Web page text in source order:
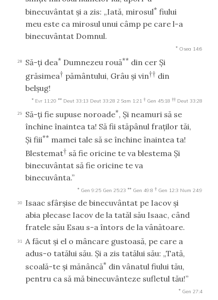
binecuvântat şi a zis: „Iată, mirosul* fiului
meu este ca mirosul unui câmp pe care l-a
binecuvântat Domnul.
* Osea 14:6
28 Să-ţi dea* Dumnezeu rouă** din cer Şi
grăsimea† pământului, Grâu şi vin†† din
belşug!
* Evr 11:20 ** Deut 33:13 Deut 33:28 2 Sam 1:21 † Gen 45:18 †† Deut 33:28
29 Să-ţi fie supuse noroade*, Şi neamuri să se
închine înaintea ta! Să fii stăpânul fraţilor tăi,
Şi fiii** mamei tale să se închine înaintea ta!
Blestemat† să fie oricine te va blestema Şi
binecuvântat să fie oricine te va
binecuvânta.”
* Gen 9:25 Gen 25:23 ** Gen 49:8 † Gen 12:3 Num 24:9
30
Isaac sfârşise de binecuvântat pe Iacov şi
abia plecase Iacov de la tatăl său Isaac, când
fratele său Esau s-a întors de la vânătoare.
31
A făcut şi el o mâncare gustoasă, pe care a
adus-o tatălui său. Şi a zis tatălui său: „Tată,
scoală-te şi mănâncă* din vânatul fiului tău,
pentru ca să mă binecuvânteze sufletul tău!”
* Gen 27:4